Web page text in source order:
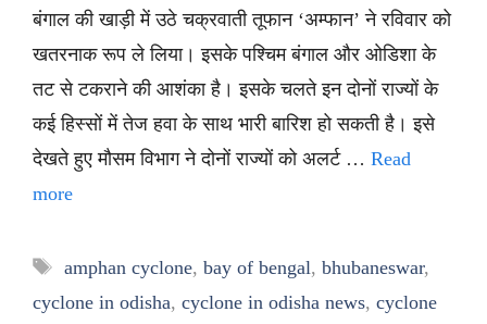
बंगाल की खाड़ी में उठे चक्रवाती तूफान ‘अम्फान’ ने रविवार को
खतरनाक रूप ले लिया। इसके पश्चिम बंगाल और ओडिशा के
तट से टकराने की आशंका है। इसके चलते इन दोनों राज्यों के
कई हिस्सों में तेज हवा के साथ भारी बारिश हो सकती है। इसे
देखते हुए मौसम विभाग ने दोनों राज्यों को अलर्ट … Read
more
Tags
amphan cyclone, bay of bengal, bhubaneswar,
cyclone in odisha, cyclone in odisha news, cyclone